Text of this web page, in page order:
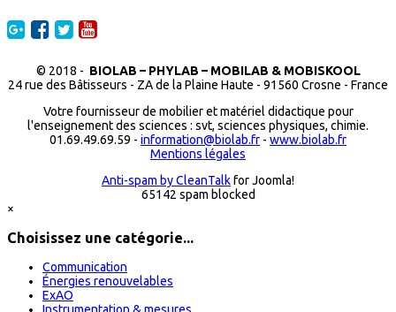
© 2018 - BIOLAB – PHYLAB – MOBILAB & MOBISKOOL
24 rue des Bâtisseurs - ZA de la Plaine Haute - 91560 Crosne - France
Votre fournisseur de mobilier et matériel didactique pour
l'enseignement des sciences : svt, sciences physiques, chimie.
01.69.49.69.59 - information@biolab.fr - www.biolab.fr
Mentions légales
Anti-spam by CleanTalkfor Joomla!
65142 spam blocked
×
Choisissez une catégorie...
Communication
Énergies renouvelables
ExAO